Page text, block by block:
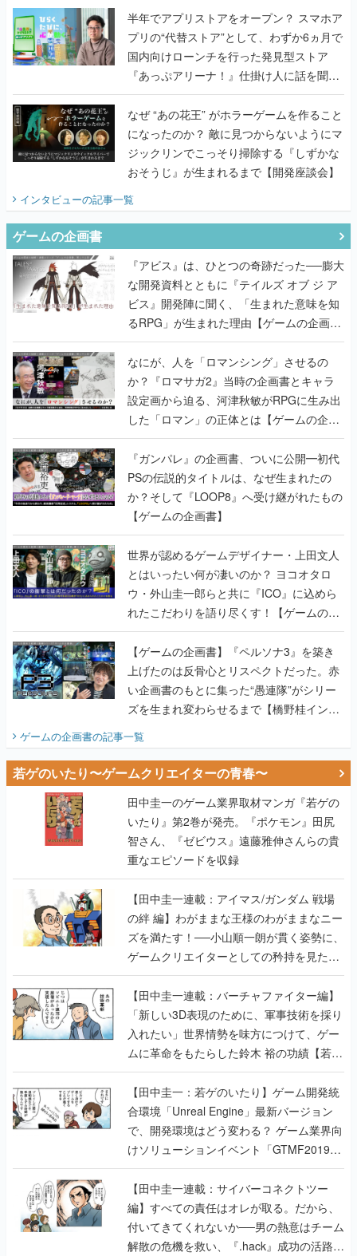
半年でアプリストアをオープン？ スマホア
プリの“代替ストア”として、わずか6ヵ月で
国内向けローンチを行った発見型ストア
『あっぷアリーナ！』仕掛け人に話を聞い
てみた
なぜ “あの花王” がホラーゲームを作ること
になったのか？ 敵に見つからないようにマ
ジックリンでこっそり掃除する『しずかな
おそうじ』が生まれるまで【開発座談会】
インタビューの記事一覧
ゲームの企画書
『アビス』は、ひとつの奇跡だった──膨大
な開発資料とともに『テイルズ オブ ジ ア
ビス』開発陣に聞く、「生まれた意味を知
るRPG」が生まれた理由【ゲームの企画
書】
なにが、人を「ロマンシング」させるの
か？『ロマサガ2』当時の企画書とキャラ
設定画から迫る、河津秋敏がRPGに生み出
した「ロマン」の正体とは【ゲームの企画
書】
『ガンパレ』の企画書、ついに公開━初代
PSの伝説的タイトルは、なぜ生まれたの
か？そして『LOOP8』へ受け継がれたもの
【ゲームの企画書】
世界が認めるゲームデザイナー・上田文人
とはいったい何が凄いのか？ ヨコオタロ
ウ・外山圭一郎らと共に『ICO』に込めら
れたこだわりを語り尽くす！【ゲームの企
画書】
【ゲームの企画書】『ペルソナ3』を築き
上げたのは反骨心とリスペクトだった。赤
い企画書のもとに集った“愚連隊”がシリー
ズを生まれ変わらせるまで【橋野桂インタ
ビュー】
ゲームの企画書の記事一覧
若ゲのいたり〜ゲームクリエイターの青春〜
田中圭一のゲーム業界取材マンガ『若ゲの
いたり』第2巻が発売。『ポケモン』田尻
智さん、『ゼビウス』遠藤雅伸さんらの貴
重なエピソードを収録
【田中圭一連載：アイマス/ガンダム 戦場
の絆 編】わがままな王様のわがままなニー
ズを満たす！──小山順一朗が貫く姿勢に、
ゲームクリエイターとしての矜持を見た
【若ゲのいたり最終回】
【田中圭一連載：バーチャファイター編】
「新しい3D表現のために、軍事技術を採り
入れたい」世界情勢を味方につけて、ゲー
ムに革命をもたらした鈴木 裕の功績【若ゲ
のいたり】
【田中圭一：若ゲのいたり】ゲーム開発統
合環境「Unreal Engine」最新バージョン
で、開発環境はどう変わる？ ゲーム業界向
けソリューションイベント「GTMF2019」
に行って、より理解を深めよう【PR】
【田中圭一連載：サイバーコネクトツー
編】すべての責任はオレが取る。だから、
付いてきてくれないか──男の熱意はチーム
解散の危機を救い、『.hack』成功の活路を